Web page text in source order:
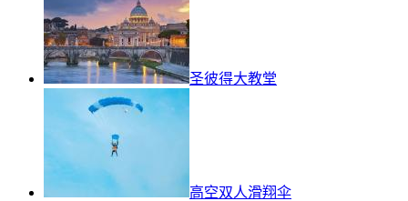
圣彼得大教堂
高空双人滑翔伞